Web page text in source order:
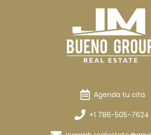
Agenda tu cita
+1 786-505-7624